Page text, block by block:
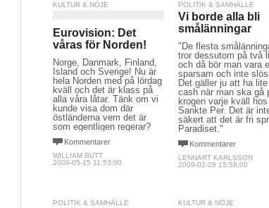
KULTUR & NÖJE
Eurovision: Det
våras för Norden!
Norge, Danmark, Finland,
Island och Sverige! Nu är
hela Norden med på lördag
kväll och det är klass på
alla våra låtar. Tänk om vi
kunde visa dom där
östländerna vem det är
som egentligen regerar?
Kommentarer
WILLIAM BUTT
2009-05-15 11:53:00
POLITIK & SAMHÄLLE
Vi borde alla bli
smålänningar
"De flesta
tror dessutom på två
och då bör man vara
sparsam och inte
Det gäller ju att ha lite
cash när man ska gå
krogen varje kväll hos
Sankte Per. Det är
säkert att det är fri
Paradiset."
Kommentarer
LENNART KARLSSON
2009-02-28 15:58:00
POLITIK & SAMHÄLLE KULTUR & NÖJE